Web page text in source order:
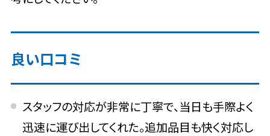
良い口コミ
スタッフの対応が非常に丁寧で、当日も手際よく
迅速に運び出してくれた。追加品目も快く対応し